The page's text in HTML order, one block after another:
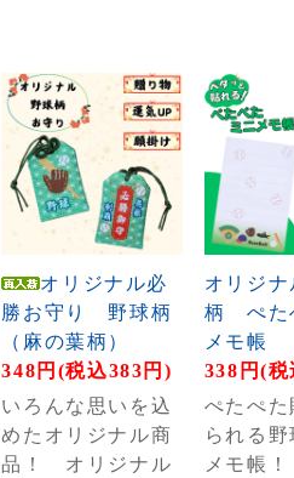
オリジナル必
勝お守り 野球柄
（麻の葉柄）
348円(税込383円)
いろんな思いを込
めたオリジナル商
品！ オリジナル
オリジナ
柄 ぺた
メモ帳
338円(税
ぺたぺた
られる野
メモ帳！